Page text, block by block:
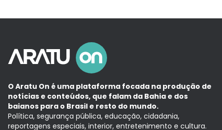
O Aratu On é uma plataforma focada na produção de
notícias e conteúdos, que falam da Bahia e dos
baianos para o Brasil e resto do mundo.
Política, segurança pública, educação, cidadania,
reportagens especiais, interior, entretenimento e cultura.